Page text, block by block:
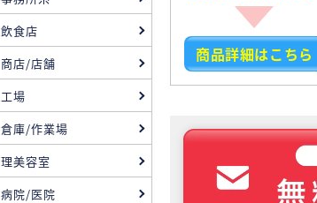
商品詳細はこちら
飲食店
商店/店舗
工場
倉庫/作業場
理美容室
病院/医院